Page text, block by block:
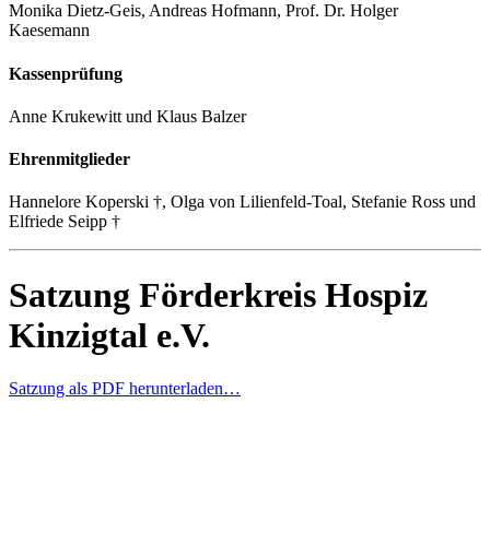
Monika Dietz-Geis, Andreas Hofmann, Prof. Dr. Holger
Kaesemann
Kassenprüfung
Anne Krukewitt und Klaus Balzer
Ehrenmitglieder
Hannelore Koperski †, Olga von Lilienfeld-Toal, Stefanie Ross und
Elfriede Seipp †
Satzung Förderkreis Hospiz
Kinzigtal e.V.
Satzung als PDF herunterladen…